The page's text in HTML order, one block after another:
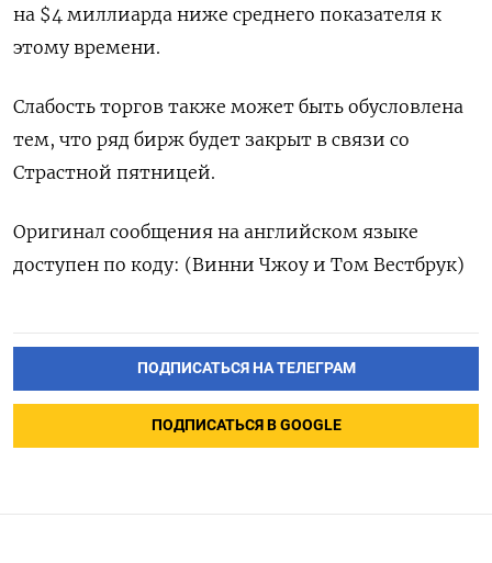
на $4 миллиарда ниже среднего показателя к
этому времени.
Слабость торгов также может быть обусловлена
тем, что ряд бирж будет закрыт в связи со
Страстной пятницей.
Оригинал сообщения на английском языке
доступен по коду: (Винни Чжоу и Том Вестбрук)
ПОДПИСАТЬСЯ НА ТЕЛЕГРАМ
ПОДПИСАТЬСЯ В GOOGLE